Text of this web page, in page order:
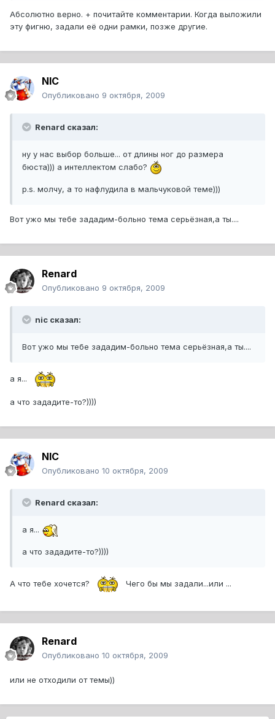
Абсолютно верно. + почитайте комментарии. Когда выложили
эту фигню, задали её одни рамки, позже другие.
NIC
Опубликовано 9 октября, 2009
Renard сказал:
ну у нас выбор больше... от длины ног до размера
бюста))) а интеллектом слабо?
p.s. молчу, а то нафлудила в мальчуковой теме)))
Вот ужо мы тебе зададим-больно тема серьёзная,а ты....
Renard
Опубликовано 9 октября, 2009
nic сказал:
Вот ужо мы тебе зададим-больно тема серьёзная,а ты....
а я...
а что зададите-то?))))
NIC
Опубликовано 10 октября, 2009
Renard сказал:
а я...
а что зададите-то?))))
А что тебе хочется? Чего бы мы задали...или ...
Renard
Опубликовано 10 октября, 2009
или не отходили от темы))